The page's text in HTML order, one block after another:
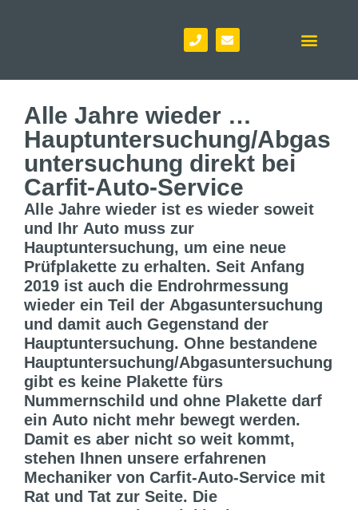
Alle Jahre wieder …
Hauptuntersuchung/Abgas
untersuchung direkt bei
Carfit-Auto-Service​
Alle Jahre wieder ist es wieder soweit
und Ihr Auto muss zur
Hauptuntersuchung, um eine neue
Prüfplakette zu erhalten. Seit Anfang
2019 ist auch die Endrohrmessung
wieder ein Teil der Abgasuntersuchung
und damit auch Gegenstand der
Hauptuntersuchung. Ohne bestandene
Hauptuntersuchung/Abgasuntersuchung
gibt es keine Plakette fürs
Nummernschild und ohne Plakette darf
ein Auto nicht mehr bewegt werden.
Damit es aber nicht so weit kommt,
stehen Ihnen unsere erfahrenen
Mechaniker von Carfit-Auto-Service mit
Rat und Tat zur Seite. Die